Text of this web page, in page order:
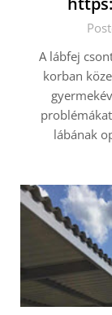
A lábfej
korban
lábának